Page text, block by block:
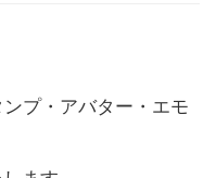
プ・アバター・エモ